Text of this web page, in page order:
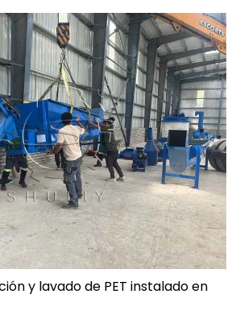
y lavado de PET instalado en